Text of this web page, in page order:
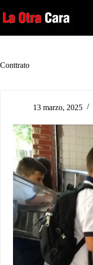
al
contenido
Conttrato
13 marzo, 2025